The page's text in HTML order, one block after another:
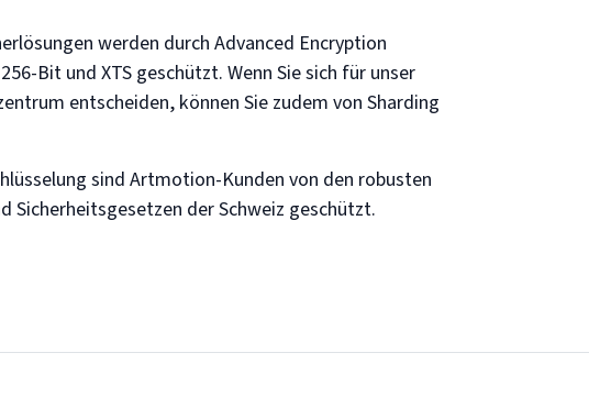
werden durch Advanced Encryption
Bit und XTS geschützt. Wenn Sie sich für unser
entscheiden, können Sie zudem von Sharding
sind Artmotion-Kunden von den robusten
Sicherheitsgesetzen der Schweiz geschützt.